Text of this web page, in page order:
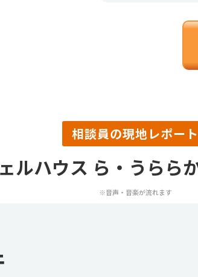
相談員の現地レポート
ルハウス ら・うらら
※音声・音楽が流れます